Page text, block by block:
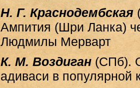
Н. Г. Краснодембская
Ампития (Шри Ланка)
Людмилы Мерварт
К. М. Воздиган (СПб).
адиваси в популярной